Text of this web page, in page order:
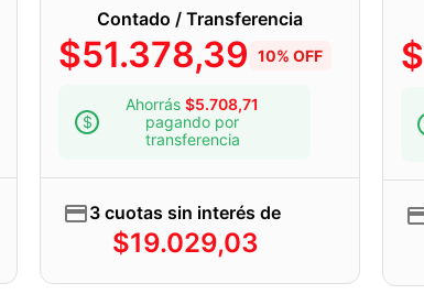
Contado / Transferencia
$51.378,39 10% OFF
Ahorrás $5.708,71
pagando por
transferencia
3 cuotas sin interés de
$19.029,03
$